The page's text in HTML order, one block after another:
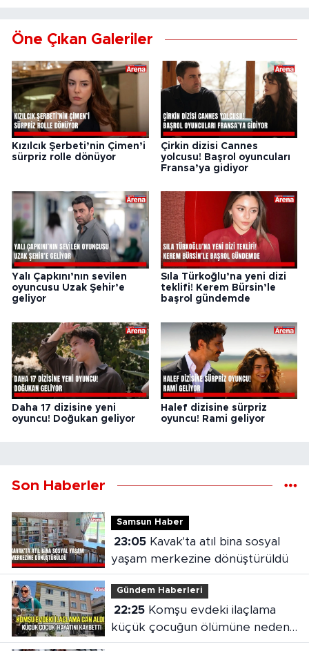
Öne Çıkan Galeriler
Kızılcık Şerbeti’nin Çimen’i
sürpriz rolle dönüyor
Çirkin dizisi Cannes
yolcusu! Başrol oyuncuları
Fransa’ya gidiyor
Yalı Çapkını’nın sevilen
oyuncusu Uzak Şehir’e
geliyor
Sıla Türkoğlu’na yeni dizi
teklifi! Kerem Bürsin’le
başrol gündemde
Daha 17 dizisine yeni
oyuncu! Doğukan geliyor
Halef dizisine sürpriz
oyuncu! Rami geliyor
Son Haberler
Samsun Haber
23:05Kavak'ta atıl bina sosyal
yaşam merkezine dönüştürüldü
Gündem Haberleri
22:25Komşu evdeki ilaçlama
küçük çocuğun ölümüne neden
oldu